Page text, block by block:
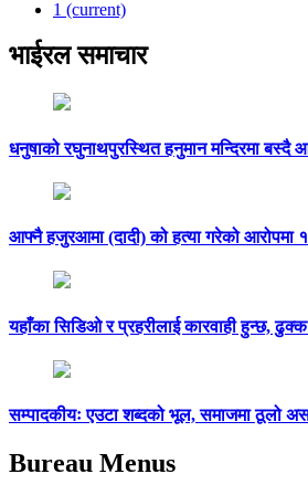
1 (current)
भाईरल समाचार
धनुषाको रघुनाथपुरस्थित हनुमान मन्दिरमा बस्दै
आफ्नै हजुरआमा (दादी) को हत्या गरेको आरोपमा
यहाँका सिडिओ र प्रहरीलाई कारवाही हुन्छ,
सम्पादकीयः एउटा शब्दको भूल, समाजमा ठूलो
Bureau Menus